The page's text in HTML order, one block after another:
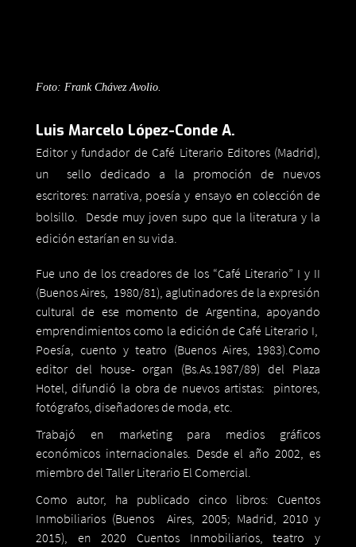
Foto: Frank Chávez Avolio.
Luis Marcelo López-Conde A.
Editor y fundador de Café Literario Editores (Madrid),
un sello dedicado a la promoción de nuevos
escritores: narrativa, poesía y ensayo en colección de
bolsillo. Desde muy joven supo que la literatura y la
edición estarían en su vida.
Fue uno de los creadores de los “Café Literario” I y II
(Buenos Aires, 1980/81), aglutinadores de la expresión
cultural de ese momento de Argentina, apoyando
emprendimientos como la edición de Café Literario I,
Poesía, cuento y teatro (Buenos Aires, 1983).Como
editor del house- organ (Bs.As.1987/89) del Plaza
Hotel, difundió la obra de nuevos artistas: pintores,
fotógrafos, diseñadores de moda, etc.
Trabajó en marketing para medios gráficos
económicos internacionales. Desde el año 2002, es
miembro del Taller Literario El Comercial.
Como autor, ha publicado cinco libros: Cuentos
Inmobiliarios (Buenos Aires, 2005; Madrid, 2010 y
2015), en 2020 Cuentos Inmobiliarios, teatro y